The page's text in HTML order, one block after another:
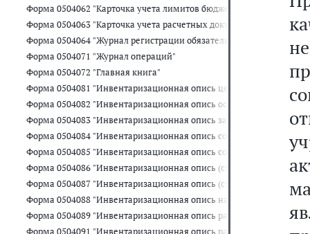
Форма 0504062 "Карточка учета лимитов бюджетных
Форма 0504063 "Карточка учета расчетных документов,
Форма 0504064 "Журнал регистрации обязательств"
Форма 0504071 "Журнал операций"
Форма 0504072 "Главная книга"
Форма 0504081 "Инвентаризационная опись ценных бумаг"
Форма 0504082 "Инвентаризационная опись остатков на счетах
Форма 0504083 "Инвентаризационная опись задолженности по
Форма 0504084 "Инвентаризационная опись состояния
Форма 0504085 "Инвентаризационная опись состояния
Форма 0504086 "Инвентаризационная опись (сличительная
Форма 0504087 "Инвентаризационная опись (сличительная
Форма 0504088 "Инвентаризационная опись наличных денежных
Форма 0504089 "Инвентаризационная опись расчетов с
Форма 0504091 "Инвентаризационная опись расчетов по